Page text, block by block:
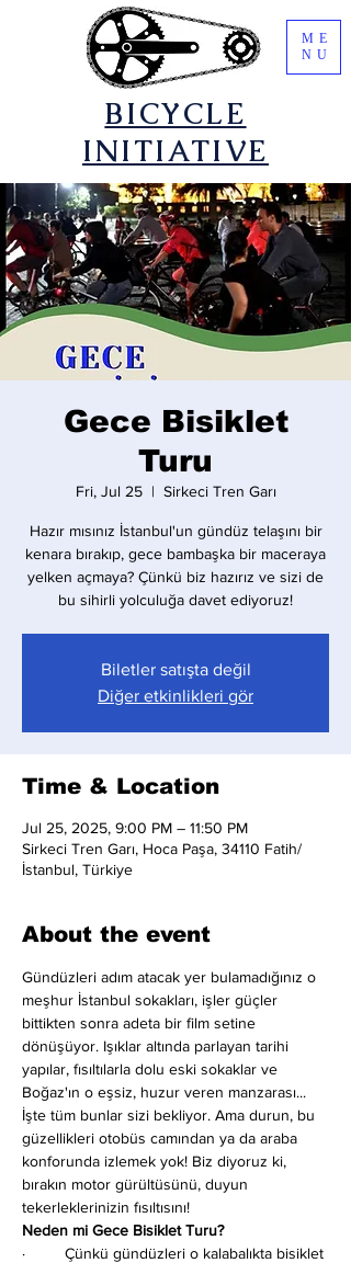
​BICYCLE
INITIATIVE
ME
NU
Gece Bisiklet
Turu
Fri, Jul 25
  |
Sirkeci Tren Garı
Hazır mısınız İstanbul'un gündüz telaşını bir
kenara bırakıp, gece bambaşka bir maceraya
yelken açmaya? Çünkü biz hazırız ve sizi de
bu sihirli yolculuğa davet ediyoruz!
Biletler satışta değil
Diğer etkinlikleri gör
Time & Location
Jul 25, 2025, 9:00 PM – 11:50 PM
Sirkeci Tren Garı, Hoca Paşa, 34110 Fatih/
İstanbul, Türkiye
About the event
Gündüzleri adım atacak yer bulamadığınız o
meşhur İstanbul sokakları, işler güçler
bittikten sonra adeta bir film setine
dönüşüyor. Işıklar altında parlayan tarihi
yapılar, fısıltılarla dolu eski sokaklar ve
Boğaz'ın o eşsiz, huzur veren manzarası...
İşte tüm bunlar sizi bekliyor. Ama durun, bu
güzellikleri otobüs camından ya da araba
konforunda izlemek yok! Biz diyoruz ki,
bırakın motor gürültüsünü, duyun
tekerleklerinizin fısıltısını!
Neden mi Gece Bisiklet Turu?
·         Çünkü gündüzleri o kalabalıkta bisiklet